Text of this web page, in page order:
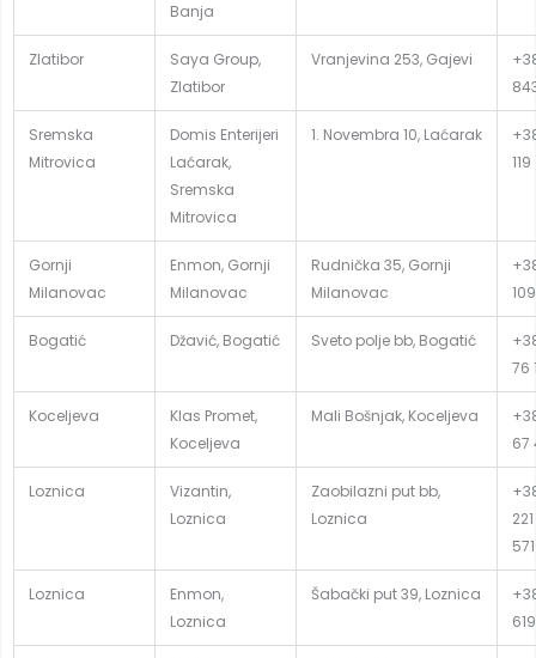
Banja
Zlatibor
Saya Group,
Zlatibor
Vranjevina 253, Gajevi
Sremska
Mitrovica
Domis Enterijeri
Laćarak,
Sremska
Mitrovica
1. Novembra 10, Laćarak
119
Gornji
Milanovac
Enmon, Gornji
Milanovac
Rudnička 35, Gornji
Milanovac
109
Bogatić Džavić, Bogatić Sveto polje bb, Bogatić
76
Koceljeva
Klas Promet,
Koceljeva
Mali Bošnjak, Koceljeva
67
Loznica
Vizantin,
Loznica
Zaobilazni put bb,
Loznica
Loznica
Enmon,
Loznica
Šabački put 39, Loznica
619